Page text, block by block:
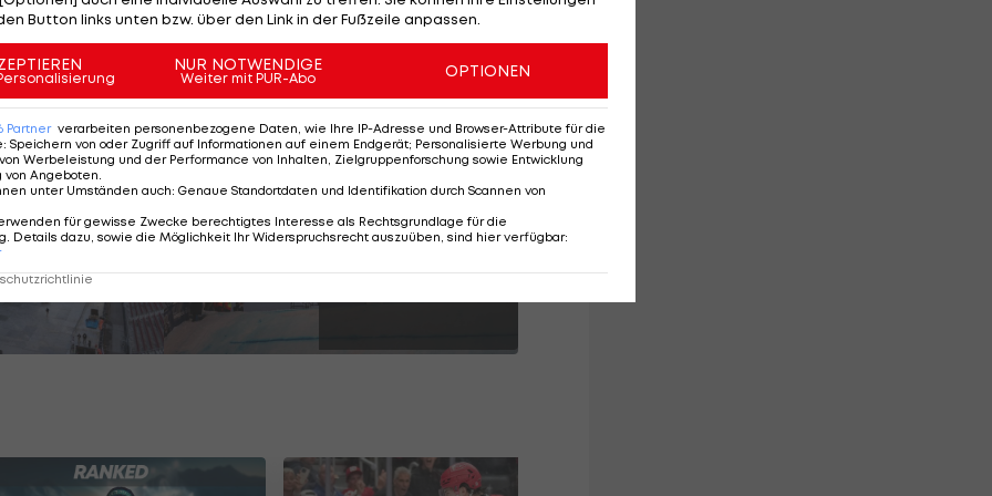
den fünften Platz. Der Sieg ging dort an Brookes.
in Klagenfurt
SLIDESHOW
Button links unten bzw. über den Link in der Fußzeile anpassen.
NUR NOTWENDIGE
Weiter mit PUR-Abo OPTIONEN
Partner verarbeiten personenbezogene Daten, wie Ihre IP-Adresse und Browser-Attribute für die
: Speichern von oder Zugriff auf Informationen auf einem Endgerät; Personalisierte Werbung und
Werbeleistung und der Performance von Inhalten, Zielgruppenforschung sowie Entwicklung
von Angeboten.
unter Umständen auch: Genaue Standortdaten und Identifikation durch Scannen von
für gewisse Zwecke berechtigtes Interesse als Rechtsgrundlage für die
Details dazu, sowie die Möglichkeit Ihr Widerspruchsrecht auszuüben, sind hier verfügbar: